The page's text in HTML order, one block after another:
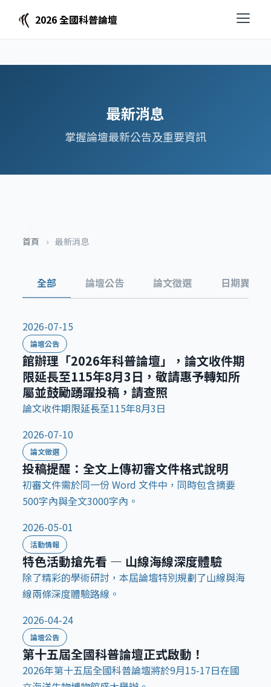
2026 全國科普論壇
最新消息
掌握論壇最新公告及重要資訊
首頁
› 最新消息
全部 論壇公告 論文徵選 日期異動
2026-07-15
論壇公告
館辦理「2026年科普論壇」，論文收件期
限延長至115年8月3日，敬請惠予轉知所
屬並鼓勵踴躍投稿，請查照
論文收件期限延長至115年8月3日
2026-07-10
論文徵選
投稿提醒：全文上傳初審文件格式說明
初審文件需於同一份 Word 文件中，同時包含摘要
500字內與全文3000字內。
2026-05-01
活動情報
特色活動搶先看 — 山線海線深度體驗
除了精彩的學術研討，本屆論壇特別規劃了山線與海
線兩條深度體驗路線。
2026-04-24
論壇公告
第十五屆全國科普論壇正式啟動！
2026年第十五屆全國科普論壇將於9月15-17日在國